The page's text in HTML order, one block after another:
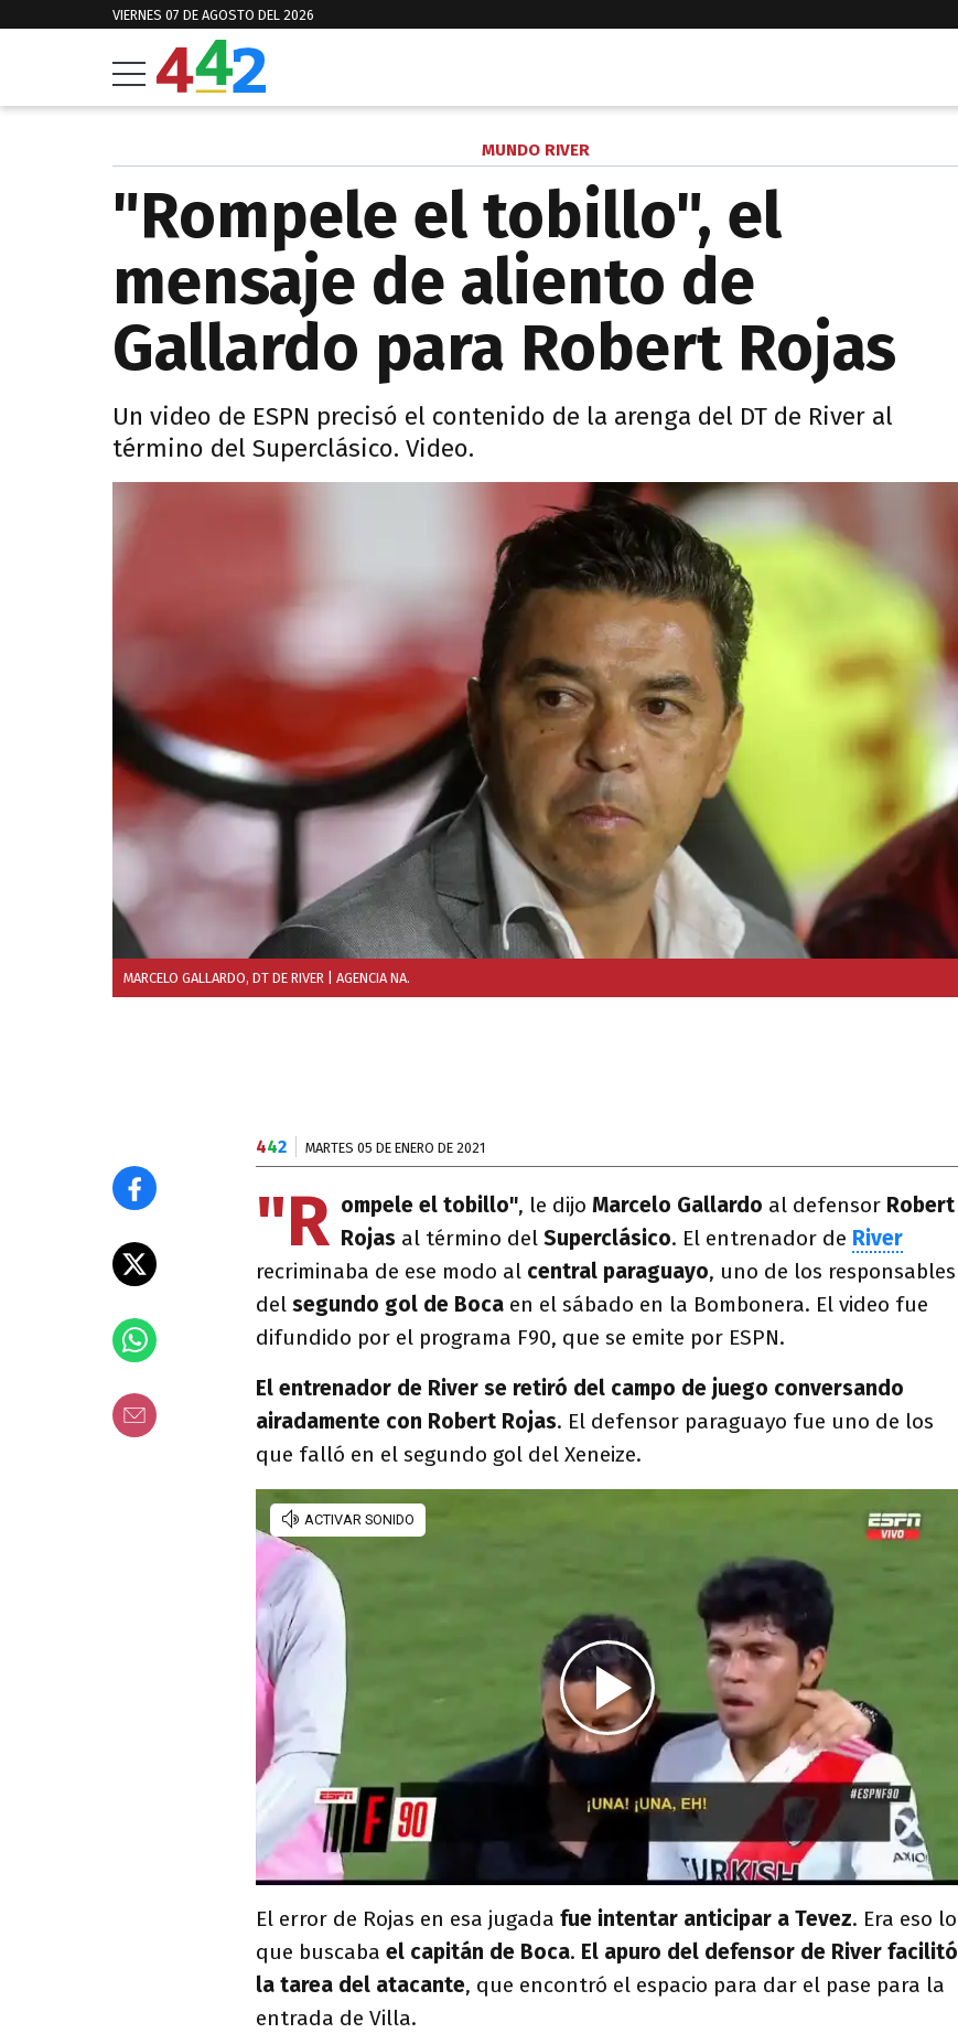
VIERNES 07 DE AGOSTO DEL 2026
MUNDO RIVER
"Rompele el tobillo", el
mensaje de aliento de
Gallardo para Robert Rojas
Un video de ESPN precisó el contenido de la arenga del DT de River al
término del Superclásico. Video.
MARCELO GALLARDO, DT DE RIVER | AGENCIA NA.
442 MARTES 05 DE ENERO DE 2021
"R ompele el tobillo", le dijo Marcelo Gallardo al defensor Robert
Rojas al término del Superclásico. El entrenador de River
recriminaba de ese modo al central paraguayo, uno de los responsables
del segundo gol de Boca en el sábado en la Bombonera. El video fue
difundido por el programa F90, que se emite por ESPN.
El entrenador de River se retiró del campo de juego conversando
airadamente con Robert Rojas. El defensor paraguayo fue uno de los
que falló en el segundo gol del Xeneize.
El error de Rojas en esa jugada fue intentar anticipar a Tevez. Era eso lo
que buscaba el capitán de Boca. El apuro del defensor de River facilitó
la tarea del atacante, que encontró el espacio para dar el pase para la
entrada de Villa.